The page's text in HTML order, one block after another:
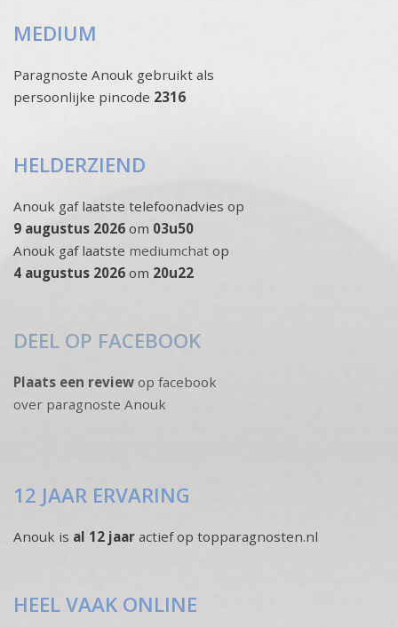
MEDIUM
Paragnoste Anouk gebruikt als
persoonlijke pincode 2316
HELDERZIEND
Anouk gaf laatste telefoonadvies op
9 augustus 2026 om 03u50
Anouk gaf laatste mediumchat op
4 augustus 2026 om 20u22
DEEL OP FACEBOOK
Plaats een review op facebook
over paragnoste Anouk
12 JAAR ERVARING
Anouk is al 12 jaar actief op topparagnosten.nl
HEEL VAAK ONLINE